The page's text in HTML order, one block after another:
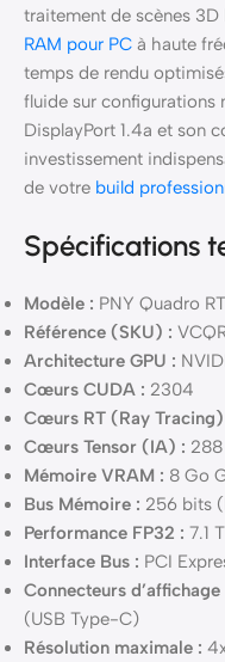
traitement de scènes
RAM pour PC à haute
temps de rendu
fluide sur configurations
DisplayPort 1.4a et son
investissement
de votre build
Spécifications
Modèle : PNY Quadro
Référence (SKU) :
Architecture GPU :
Cœurs CUDA : 2304
Cœurs RT (Ray
Cœurs Tensor (IA) : 288
Mémoire VRAM : 8 Go
Bus Mémoire : 256 bits
Performance FP32 : 7.1
Interface Bus : PCI
Connecteurs d’affichage
(USB Type-C)
Résolution maximale :